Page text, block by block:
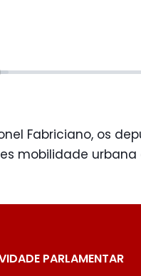
Fabriciano, os
mobilidade
PARLAMENTAR